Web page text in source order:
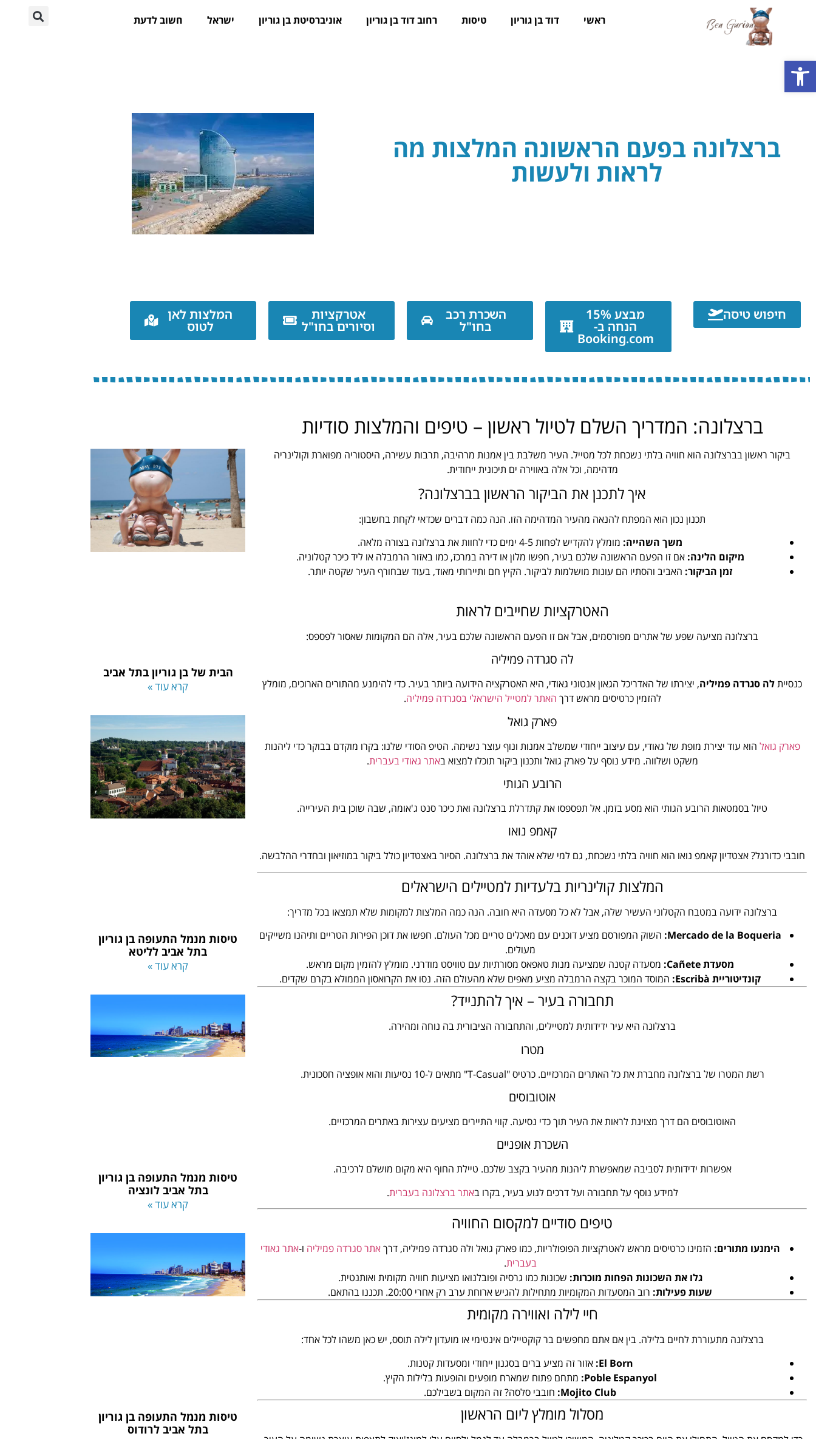
ראשי דוד בן גוריון טיסות רחוב דוד בן גוריון אוניברסיטת בן גוריון ישראל חשוב לדעת
ברצלונה בפעם הראשונה המלצות מה
לראות ולעשות
חיפוש טיסה מבצע 15%
הנחה ב-
Booking.com
השכרת רכב
בחו"ל
אטרקציות
וסיורים בחו"ל
המלצות לאן
לטוס
ברצלונה: המדריך השלם לטיול ראשון – טיפים והמלצות סודיות
ביקור ראשון בברצלונה הוא חוויה בלתי נשכחת לכל מטייל. העיר משלבת בין אמנות מרהיבה, תרבות עשירה, היסטוריה מפוארת וקולינריה
מדהימה, וכל אלה באווירה ים תיכונית ייחודית.
איך לתכנן את הביקור הראשון בברצלונה?
תכנון נכון הוא המפתח להנאה מהעיר המדהימה הזו. הנה כמה דברים שכדאי לקחת בחשבון:
משך השהייה: מומלץ להקדיש לפחות 4-5 ימים כדי לחוות את ברצלונה בצורה מלאה.
מיקום הלינה: אם זו הפעם הראשונה שלכם בעיר, חפשו מלון או דירה במרכז, כמו באזור הרמבלה או ליד כיכר קטלוניה.
זמן הביקור: האביב והסתיו הם עונות מושלמות לביקור. הקיץ חם ותיירותי מאוד, בעוד שבחורף העיר שקטה יותר.
האטרקציות שחייבים לראות
ברצלונה מציעה שפע של אתרים מפורסמים, אבל אם זו הפעם הראשונה שלכם בעיר, אלה הם המקומות שאסור לפספס:
לה סגרדה פמיליה
כנסייתלה סגרדה פמיליה, יצירתו של האדריכל הגאון אנטוני גאודי, היא האטרקציה הידועה ביותר בעיר. כדי להימנע מהתורים הארוכים, מומלץ
להזמין כרטיסים מראש דרך האתר למטייל הישראלי בסגרדה פמיליה.
פארק גואל
פארק גואל הוא עוד יצירת מופת של גאודי, עם עיצוב ייחודי שמשלב אמנות ונוף עוצר נשימה. הטיפ הסודי שלנו: בקרו מוקדם בבוקר כדי ליהנות
משקט ושלווה. מידע נוסף על פארק גואל ותכנון ביקור תוכלו למצוא באתר גאודי בעברית.
הרובע הגותי
טיול בסמטאות הרובע הגותי הוא מסע בזמן. אל תפספסו את קתדרלת ברצלונה ואת כיכר סנט ג'אומה, שבה שוכן בית העירייה.
קאמפ נואו
חובבי כדורגל? אצטדיון קאמפ נואו הוא חוויה בלתי נשכחת, גם למי שלא אוהד את ברצלונה. הסיור באצטדיון כולל ביקור במוזיאון ובחדרי ההלבשה.
המלצות קולינריות בלעדיות למטיילים הישראלים
ברצלונה ידועה במטבח הקטלוני העשיר שלה, אבל לא כל מסעדה היא חובה. הנה כמה המלצות למקומות שלא תמצאו בכל מדריך:
Mercado de la Boqueria: השוק המפורסם מציע דוכנים עם מאכלים טריים מכל העולם. חפשו את דוכן הפירות הטריים ותיהנו משייקים
מעולים.
מסעדת Cañete:
מסעדה קטנה שמציעה מנות טאפאס מסורתיות עם טוויסט מודרני. מומלץ להזמין מקום מראש.
קונדיטוריית Escribà:
המוסד המוכר בקצה הרמבלה מציע מאפים שלא מהעולם הזה. נסו את הקרואסון הממולא בקרם שקדים.
תחבורה בעיר – איך להתנייד?
ברצלונה היא עיר ידידותית למטיילים, והתחבורה הציבורית בה נוחה ומהירה.
מטרו
רשת המטרו של ברצלונה מחברת את כל האתרים המרכזיים. כרטיס "T-Casual" מתאים ל-10 נסיעות והוא אופציה חסכונית.
אוטובוסים
האוטובוסים הם דרך מצוינת לראות את העיר תוך כדי נסיעה. קווי התיירים מציעים עצירות באתרים המרכזיים.
השכרת אופניים
אפשרות ידידותית לסביבה שמאפשרת ליהנות מהעיר בקצב שלכם. טיילת החוף היא מקום מושלם לרכיבה.
למידע נוסף על תחבורה ועל דרכים לנוע בעיר, בקרו באתר ברצלונה בעברית.
טיפים סודיים למקסום החוויה
הימנעו מתורים: הזמינו כרטיסים מראש לאטרקציות הפופולריות, כמו פארק גואל ולה סגרדה פמיליה, דרךאתר סגרדה פמיליה ו-אתר גאודי
בעברית.
גלו את השכונות הפחות מוכרות: שכונות כמו גרסיה ופובלנואו מציעות חוויה מקומית ואותנטית.
שעות פעילות: רוב המסעדות המקומיות מתחילות להגיש ארוחת ערב רק אחרי 20:00. תכננו בהתאם.
חיי לילה ואווירה מקומית
ברצלונה מתעוררת לחיים בלילה. בין אם אתם מחפשים בר קוקטיילים אינטימי או מועדון לילה תוסס, יש כאן משהו לכל אחד:
El Born: אזור זה מציע ברים בסגנון ייחודי ומסעדות קטנות.
Poble Espanyol: מתחם פתוח שמארח מופעים והופעות בלילות הקיץ.
Mojito Club: חובבי סלסה? זה המקום בשבילכם.
מסלול מומלץ ליום הראשון
הבית של בן גוריון בתל אביב
קרא עוד »
טיסות מנמל התעופה בן גוריון
בתל אביב לליטא
קרא עוד »
טיסות מנמל התעופה בן גוריון
בתל אביב לונציה
קרא עוד »
טיסות מנמל התעופה בן גוריון
בתל אביב לרודוס
פתח סרגל נגישות